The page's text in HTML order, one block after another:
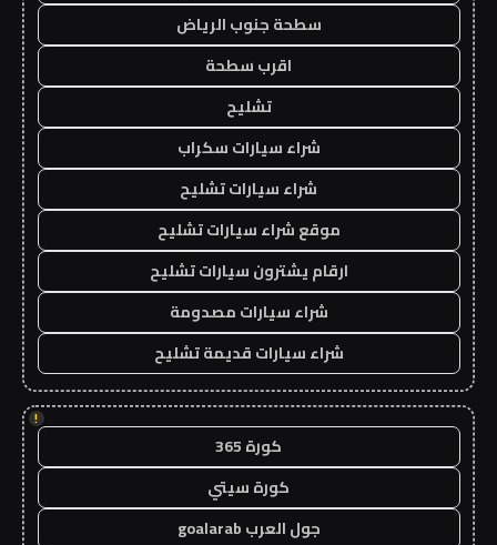
سطحة جنوب الرياض
اقرب سطحة
تشليح
شراء سيارات سكراب
شراء سيارات تشليح
موقع شراء سيارات تشليح
ارقام يشترون سيارات تشليح
شراء سيارات مصدومة
شراء سيارات قديمة تشليح
!
كورة 365
كورة سيتي
جول العرب goalarab